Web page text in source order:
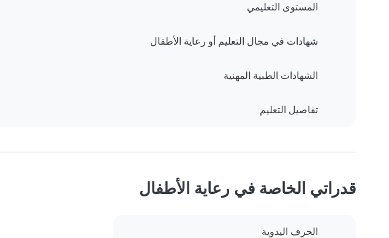
المستوى التعليمي
شهادات في مجال التعليم أو رعاية الأطفال
الشهادات الطبية المهنية
تفاصيل التعليم
قدراتي الخاصة في رعاية الأطفال
الحرف اليدوية